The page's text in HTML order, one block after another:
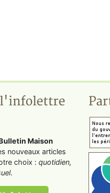
Maison
nouveaux articles
choix : quotidien,
.